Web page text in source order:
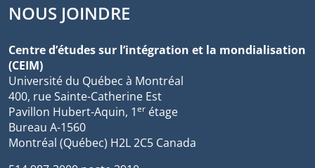
NOUS JOINDRE
Centre d’études sur l’intégration et la mondialisation
(CEIM)
Université du Québec à Montréal
400, rue Sainte-Catherine Est
Pavillon Hubert-Aquin, 1er étage
Bureau A-1560
Montréal (Québec) H2L 2C5 Canada